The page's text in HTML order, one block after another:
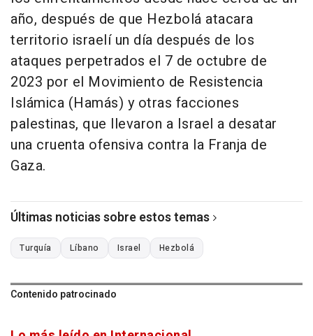
año, después de que Hezbolá atacara
territorio israelí un día después de los
ataques perpetrados el 7 de octubre de
2023 por el Movimiento de Resistencia
Islámica (Hamás) y otras facciones
palestinas, que llevaron a Israel a desatar
una cruenta ofensiva contra la Franja de
Gaza.
Últimas noticias sobre estos temas
Turquía Líbano Israel Hezbolá
Contenido patrocinado